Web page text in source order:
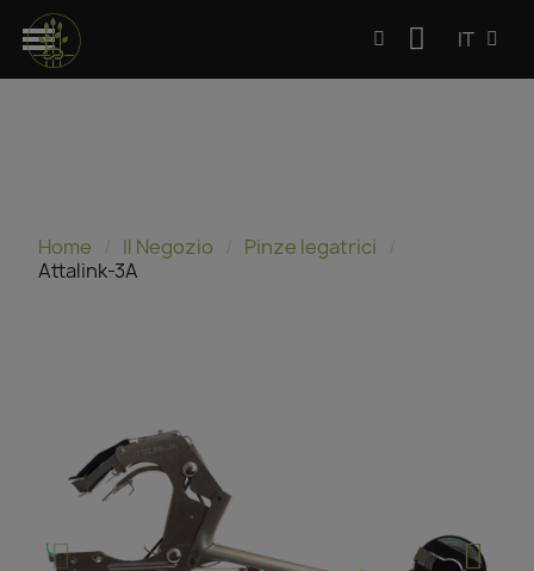
IT
Home Il Negozio
Pinze legatrici
Attalink-3A